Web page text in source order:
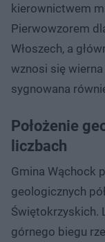
kierownictwem
Pierwowzorem
Włoszech, a
wznosi się
sygnowana
Położenie
liczbach
Gmina Wąchock
geologicznych
Świętokrzyskich.
górnego biegu